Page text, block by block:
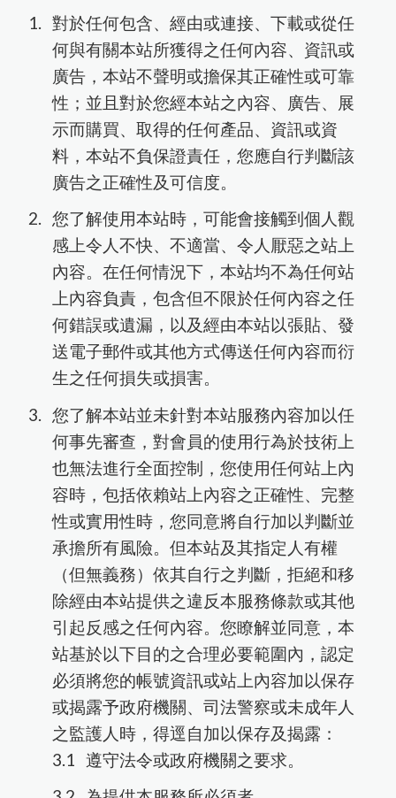
對於任何包含、經由或連接、下載或從任
何與有關本站所獲得之任何內容、資訊或
廣告，本站不聲明或擔保其正確性或可靠
性；並且對於您經本站之內容、廣告、展
示而購買、取得的任何產品、資訊或資
料，本站不負保證責任，您應自行判斷該
廣告之正確性及可信度。
您了解使用本站時，可能會接觸到個人觀
感上令人不快、不適當、令人厭惡之站上
內容。在任何情況下，本站均不為任何站
上內容負責，包含但不限於任何內容之任
何錯誤或遺漏，以及經由本站以張貼、發
送電子郵件或其他方式傳送任何內容而衍
生之任何損失或損害。
您了解本站並未針對本站服務內容加以任
何事先審查，對會員的使用行為於技術上
也無法進行全面控制，您使用任何站上內
容時，包括依賴站上內容之正確性、完整
性或實用性時，您同意將自行加以判斷並
承擔所有風險。但本站及其指定人有權
（但無義務）依其自行之判斷，拒絕和移
除經由本站提供之違反本服務條款或其他
引起反感之任何內容。您瞭解並同意，本
站基於以下目的之合理必要範圍內，認定
必須將您的帳號資訊或站上內容加以保存
或揭露予政府機關、司法警察或未成年人
之監護人時，得逕自加以保存及揭露：
遵守法令或政府機關之要求。